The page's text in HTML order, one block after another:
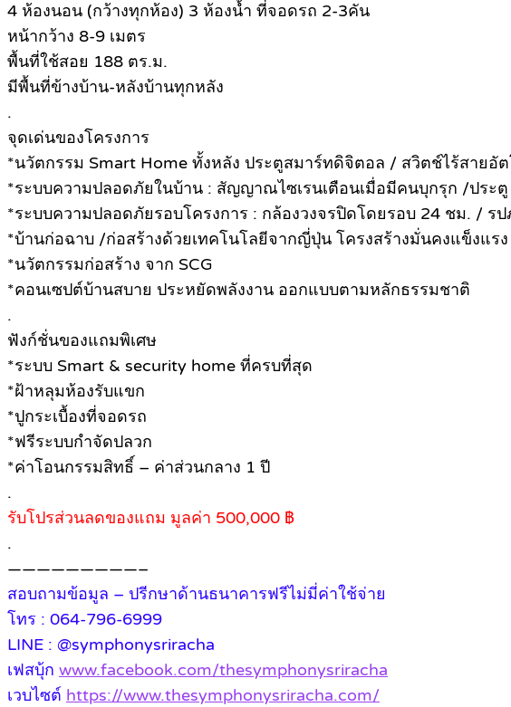
4 ห้องนอน (กว้างทุกห้อง) 3 ห้องน้ำ ที่จอดรถ 2-3คัน
หน้ากว้าง 8-9 เมตร
พื้นที่ใช้สอย 188 ตร.ม.
มีพื้นที่ข้างบ้าน-หลังบ้านทุกหลัง
.
จุดเด่นของโครงการ
*นวัตกรรม Smart Home ทั้งหลัง ประตูสมาร์ทดิจิตอล / สวิตช์ไร้สายอั
*ระบบความปลอดภัยในบ้าน : สัญญาณไซเรนเตือนเมื่อมีคนบุกรุก /ประ
*ระบบความปลอดภัยรอบโครงการ : กล้องวงจรปิดโดยรอบ 24 ชม. / รป
*บ้านก่อฉาบ /ก่อสร้างด้วยเทคโนโลยีจากญี่ปุ่น โครงสร้างมั่นคงแข็งแรง
*นวัตกรรมก่อสร้าง จาก SCG
*คอนเซปต์บ้านสบาย ประหยัดพลังงาน ออกแบบตามหลักธรรมชาติ
.
ฟังก์ชั่นของแถมพิเศษ
*ระบบ Smart & security home ที่ครบที่สุด
*ฝ้าหลุมห้องรับแขก
*ปูกระเบื้องที่จอดรถ
*ฟรีระบบกำจัดปลวก
*ค่าโอนกรรมสิทธิ์ – ค่าส่วนกลาง 1 ปี
.
รับโปรส่วนลดของแถม มูลค่า 500,000 ฿
.
—————————–
สอบถามข้อมูล – ปรีกษาด้านธนาคารฟรีไม่มี่ค่าใช้จ่าย
โทร : 064-796-6999
LINE : @symphonysriracha
เฟสบุ้ก www.facebook.com/thesymphonysriracha
เวบไซต์ https://www.thesymphonysriracha.com/